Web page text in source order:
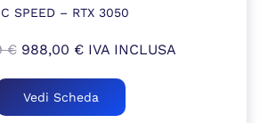
SPEED – RTX 3050
€ Il
originale
era:
988,00 €Il
attuale
è:
IVA INCLUSA
Vedi Scheda